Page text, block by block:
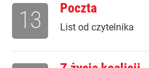
Poczta
List od czytelnika
13